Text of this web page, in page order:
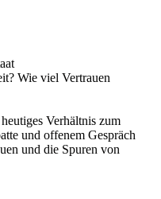
Wie viel Vertrauen
Verhältnis zum
und offenem Gespräch
und die Spuren von